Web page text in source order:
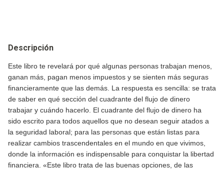
Descripción
Este libro te revelará por qué algunas personas trabajan menos,
ganan más, pagan menos impuestos y se sienten más seguras
financieramente que las demás. La respuesta es sencilla: se trata
de saber en qué sección del cuadrante del flujo de dinero
trabajar y cuándo hacerlo. El cuadrante del flujo de dinero ha
sido escrito para todos aquellos que no desean seguir atados a
la seguridad laboral; para las personas que están listas para
realizar cambios trascendentales en el mundo en que vivimos,
donde la información es indispensable para conquistar la libertad
financiera. «Este libro trata de las buenas opciones, de las